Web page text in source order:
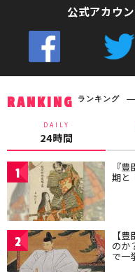
公式アカウ
RANKING ランキング
DAILY
24時間
1 『
期と
2 【
のか
で一